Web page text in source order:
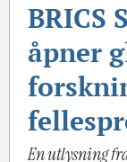
BRICS
åpner
En utlysning